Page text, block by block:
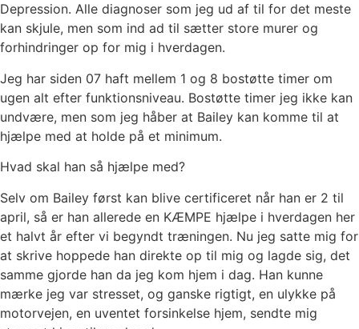
Depression. Alle diagnoser som jeg ud af til for det meste
kan skjule, men som ind ad til sætter store murer og
forhindringer op for mig i hverdagen.
Jeg har siden 07 haft mellem 1 og 8 bostøtte timer om
ugen alt efter funktionsniveau. Bostøtte timer jeg ikke kan
undvære, men som jeg håber at Bailey kan komme til at
hjælpe med at holde på et minimum.
Hvad skal han så hjælpe med?
Selv om Bailey først kan blive certificeret når han er 2 til
april, så er han allerede en KÆMPE hjælpe i hverdagen her
et halvt år efter vi begyndt træningen. Nu jeg satte mig for
at skrive hoppede han direkte op til mig og lagde sig, det
samme gjorde han da jeg kom hjem i dag. Han kunne
mærke jeg var stresset, og ganske rigtigt, en ulykke på
motorvejen, en uventet forsinkelse hjem, sendte mig